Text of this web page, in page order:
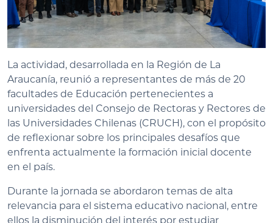
La actividad, desarrollada en la Región de La
Araucanía, reunió a representantes de más de 20
facultades de Educación pertenecientes a
universidades del Consejo de Rectoras y Rectores de
las Universidades Chilenas (CRUCH), con el propósito
de reflexionar sobre los principales desafíos que
enfrenta actualmente la formación inicial docente
en el país.
Durante la jornada se abordaron temas de alta
relevancia para el sistema educativo nacional, entre
ellos la disminución del interés por estudiar